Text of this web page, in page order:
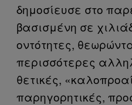
δημοσίευσε στο
βασισμένη σε
οντότητες,
περισσότερες
θετικές,
παρηγορητικές,